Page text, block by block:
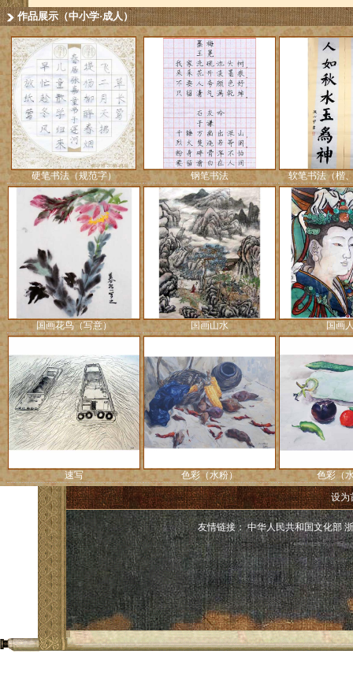
作品展示（中小学·成人）
硬笔书法（规范字） 钢笔书法 软笔书法（楷
国画花鸟（写意） 国画山水 国画
速写 色彩（水粉）
色彩（
设为
友情链接： 中华人民共和国文化部